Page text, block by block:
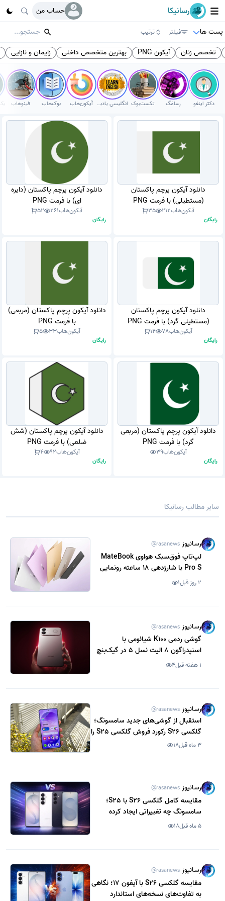
رسانیکا
حساب من
پست ها
فیلتر ترتیب
تخصص زنان آیکون PNG بهترین متخصص داخلی زایمان و نازایی
دکتر اینفو رسامَگ تکست‌بوک انگلیسی یادبگیر آیکون‌هاب بوک‌هاب فینوهاب
دانلود آیکون پرچم پاکستان
(مستطیلی) با فرمت PNG
آیکون‌هاب212
35
رایگان
دانلود آیکون پرچم پاکستان (دایره
ای) با فرمت PNG
آیکون‌هاب261
52
رایگان
دانلود آیکون پرچم پاکستان
(مستطیلی گرد) با فرمت PNG
آیکون‌هاب78
14
رایگان
دانلود آیکون پرچم پاکستان (مربعی)
با فرمت PNG
آیکون‌هاب33
5
رایگان
دانلود آیکون پرچم پاکستان (مربعی
گرد) با فرمت PNG
آیکون‌هاب39
رایگان
دانلود آیکون پرچم پاکستان (شش
ضلعی) با فرمت PNG
آیکون‌هاب92
4
رایگان
سایر مطالب رسانیکا
رسانیوز @rasanews
لپ‌تاپ فوق‌سبک هواوی MateBook
Pro S با شارژدهی 18 ساعته رونمایی
شد
2 روز قبل 1
رسانیوز @rasanews
گوشی ردمی K100 شیائومی با
اسنپدراگون 8 الیت نسل 5 در گیک‌بنچ
رویت شد1 هفته قبل 4
رسانیوز @rasanews
استقبال از گوشی‌های جدید سامسونگ؛
گلکسی S26 رکورد فروش گلکسی S25 را
شکست
3 ماه قبل 18
رسانیوز @rasanews
مقایسه کامل گلکسی S26 با S25؛
سامسونگ چه تغییراتی ایجاد کرده
است؟
5 ماه قبل 18
رسانیوز @rasanews
مقایسه گلکسی S26 با آیفون 17؛ نگاهی
به تفاوت‌های نسخه‌های استاندارد